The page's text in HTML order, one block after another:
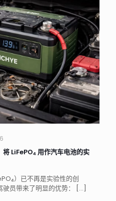
LiFePO₄ 用作汽车电池的实
）已不再是实验性的创
员带来了明显的优势：
[…]